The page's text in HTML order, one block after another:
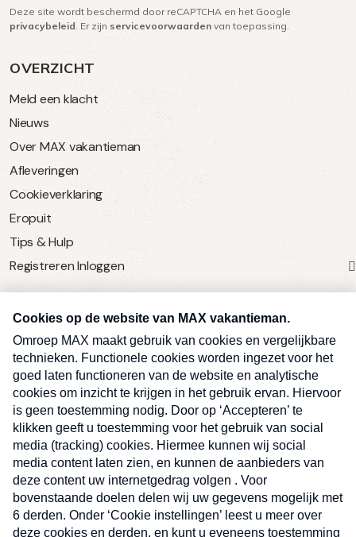
OVERZICHT
Meld een klacht
Nieuws
Over MAX vakantieman
Afleveringen
Cookieverklaring
Eropuit
Tips & Hulp
Registreren Inloggen
SERVICE
Over Omroep MAX
MAX Vandaag
MAX Meldpunt
Pers
Contact
Algemene voorwaarden
Privacyverklaring
Kwetsbaarheid melden
(Vereist)
Deze site wordt beschermd door reCAPTCHA en het Google
privacybeleid . Er zijn servicevoorwaarden van toepassing.
Ben je benieuwd naar meer
vakantienieuws- en tips?